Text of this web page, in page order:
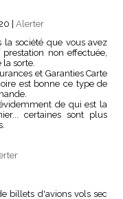
Alerter
la société que vous avez
non effectuée,
sorte.
et Garanties Carte
est bonne ce type de
de qui est la
certaines sont plus
billets d'avions vols sec